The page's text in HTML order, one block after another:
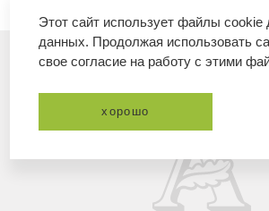
Этот сайт использует файлы cookie
данных. Продолжая использовать
свое согласие на работу с этими
хорошо